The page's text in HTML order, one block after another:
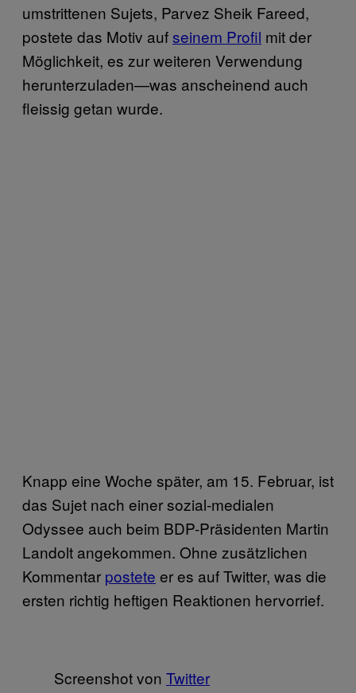
umstrittenen Sujets, Parvez Sheik Fareed,
postete das Motiv aufseinem Profil mit der
Möglichkeit, es zur weiteren Verwendung
herunterzuladen—was anscheinend auch
fleissig getan wurde.
Knapp eine Woche später, am 15. Februar, ist
das Sujet nach einer sozial-medialen
Odyssee auch beim BDP-Präsidenten Martin
Landolt angekommen. Ohne zusätzlichen
Kommentar postete er es auf Twitter, was die
ersten richtig heftigen Reaktionen hervorrief.
Screenshot von Twitter